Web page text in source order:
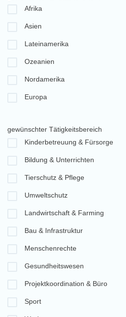
Afrika
Asien
Lateinamerika
Ozeanien
Nordamerika
Europa
gewünschter Tätigkeitsbereich
Kinderbetreuung & Fürsorge
Bildung & Unterrichten
Tierschutz & Pflege
Umweltschutz
Landwirtschaft & Farming
Bau & Infrastruktur
Menschenrechte
Gesundheitswesen
Projektkoordination & Büro
Sport